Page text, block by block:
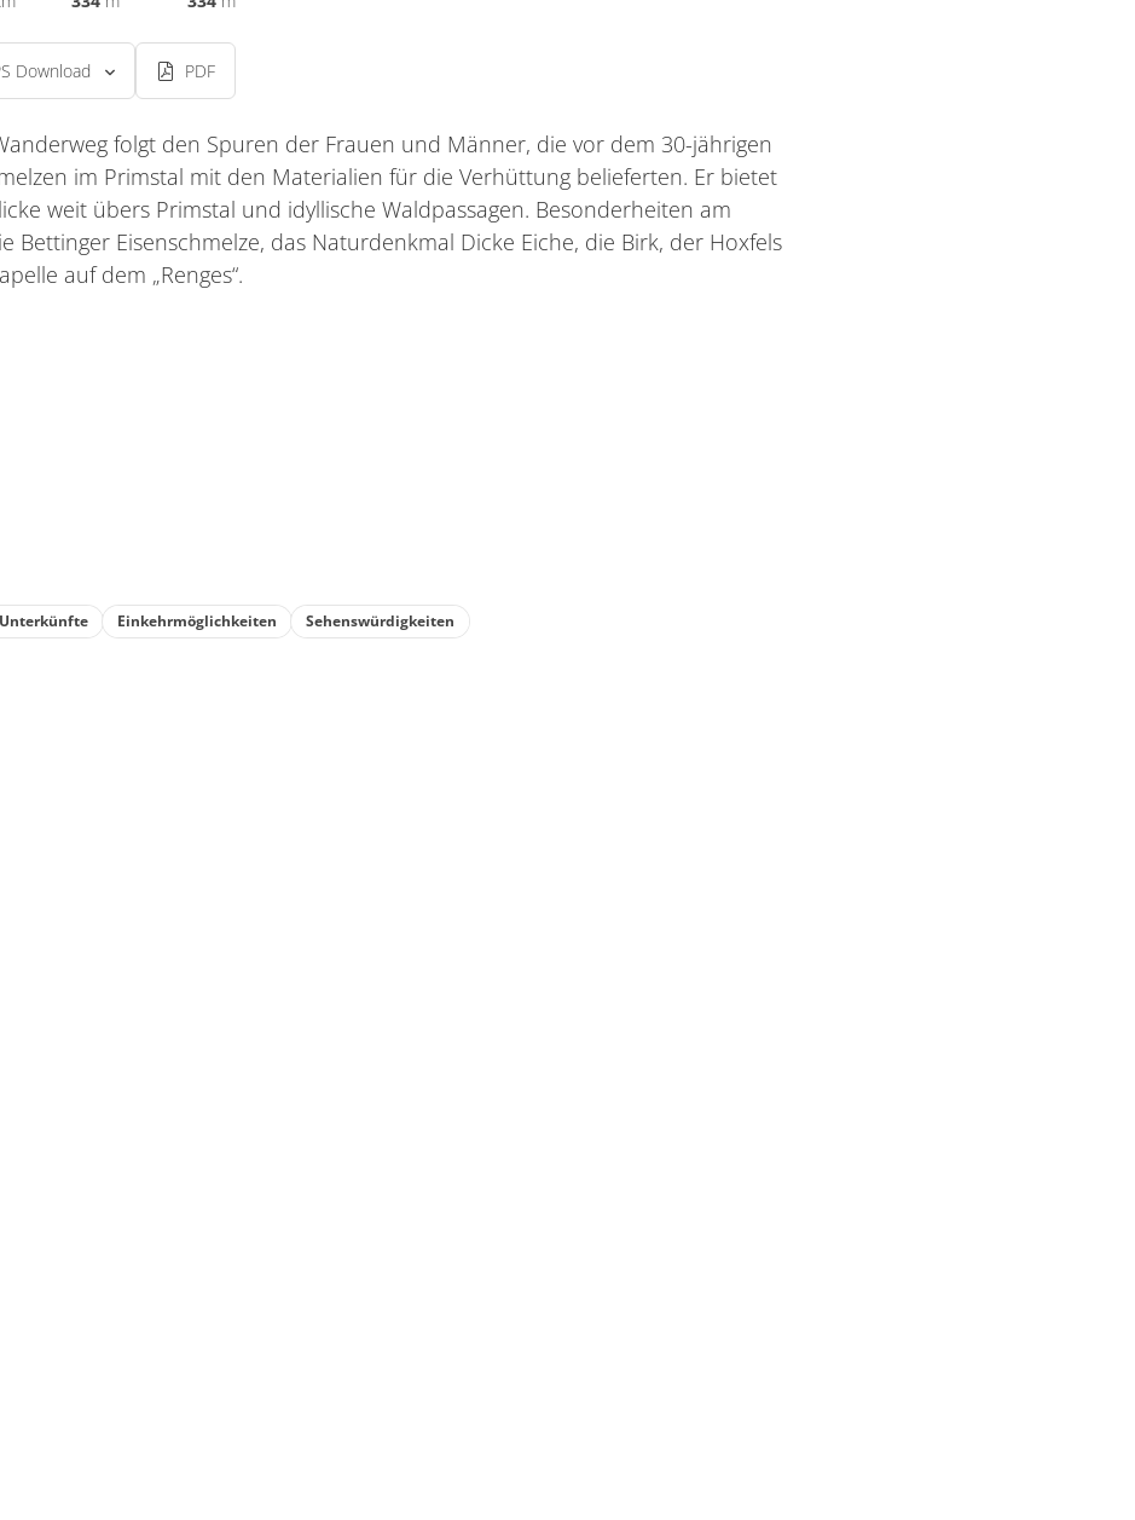
Download PDF
folgt den Spuren der Frauen und Männer, die vor dem 30-jährigen
im Primstal mit den Materialien für die Verhüttung belieferten. Er bietet
weit übers Primstal und idyllische Waldpassagen. Besonderheiten am
Bettinger Eisenschmelze, das Naturdenkmal Dicke Eiche, die Birk, der Hoxfels
auf dem „Renges“.
Unterkünfte Einkehrmöglichkeiten Sehenswürdigkeiten